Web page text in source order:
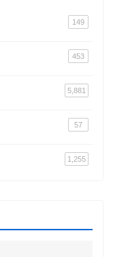
149
453
5,881
57
1,255